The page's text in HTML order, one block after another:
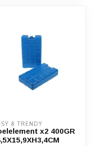
& TRENDY
x2 400GR